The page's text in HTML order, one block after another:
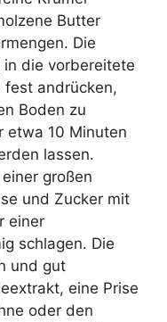
Butter
Die
die vorbereitete
fest andrücken,
Boden zu
etwa 10 Minuten
lassen.
einer großen
und Zucker mit
einer
schlagen. Die
und gut
eine Prise
oder den